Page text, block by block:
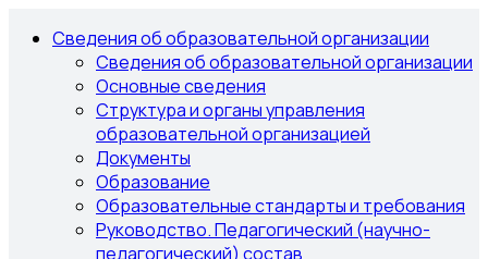
Сведения об образовательной организации
Сведения об образовательной организации
Основные сведения
Структура и органы управления
образовательной организацией
Документы
Образование
Образовательные стандарты и требования
Руководство. Педагогический (научно-
педагогический) состав